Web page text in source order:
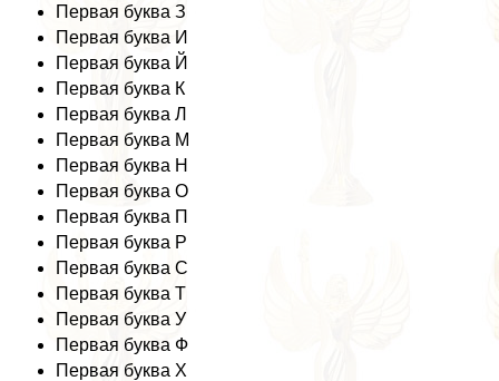
Первая буква З
Первая буква И
Первая буква Й
Первая буква К
Первая буква Л
Первая буква М
Первая буква Н
Первая буква О
Первая буква П
Первая буква Р
Первая буква С
Первая буква Т
Первая буква У
Первая буква Ф
Первая буква Х